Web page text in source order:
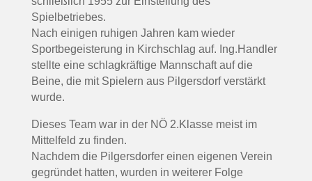
Spielbetriebes.
Nach einigen ruhigen Jahren kam wieder
Sportbegeisterung in Kirchschlag auf. Ing.Handler
stellte eine schlagkräftige Mannschaft auf die
Beine, die mit Spielern aus Pilgersdorf verstärkt
wurde.
Dieses Team war in der NÖ 2.Klasse meist im
Mittelfeld zu finden.
Nachdem die Pilgersdorfer einen eigenen Verein
gegründet hatten, wurden in weiterer Folge